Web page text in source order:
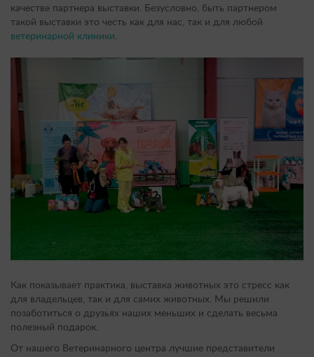
качестве партнера выставки. Безусловно, быть партнером
такой выставки это честь как для нас, так и для любой
ветеринарной клиники.
Как показывает практика, выставка животных это стресс как
для владельцев, так и для самих животных. Мы решили
позаботиться о друзьях наших меньших и сделать весьма
полезный подарок.
От нашего Ветеринарного центра лучшие представители